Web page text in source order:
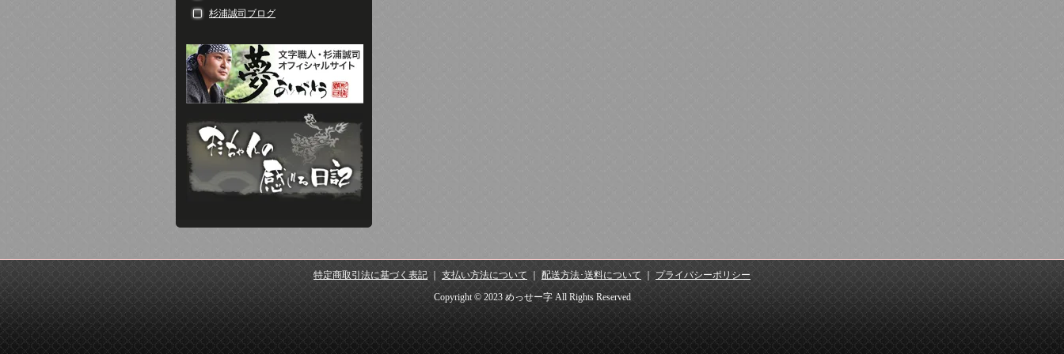
杉浦誠司ブログ
特定商取引法に基づく表記 支払い方法について 配送方法･送料について ｜ プライバシーポリシー
Copyright © 2023 めっせー字 All Rights Reserved